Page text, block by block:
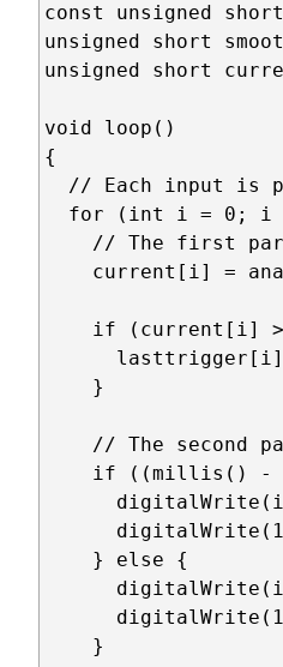
const unsigned
unsigned short
unsigned short
void loop()
{
// Each input is
for (int i = 0; i
// The first
current[i] =
if (current[i]
    }
// The second
if ((millis() -
    } else {
    }